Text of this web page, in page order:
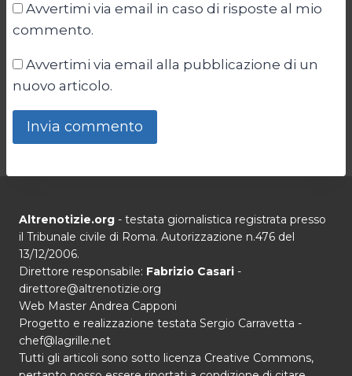
Avvertimi via email in caso di risposte al mio
commento.
Avvertimi via email alla pubblicazione di un
nuovo articolo.
Altrenotizie.org - testata giornalistica registrata presso
il Tribunale civile di Roma. Autorizzazione n.476 del
13/12/2006.
Direttore responsabile: Fabrizio Casari -
direttore@altrenotizie.org
Web Master Andrea Capponi
Progetto e realizzazione testata Sergio Carravetta -
chef@lagrille.net
Tutti gli articoli sono sotto licenza Creative Commons,